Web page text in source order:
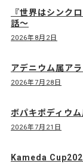
『世界はシンク
話〜
2026年8月2日
アデニウム属ア
2026年7月28日
ボパキポディウ
2026年7月21日
Kameda